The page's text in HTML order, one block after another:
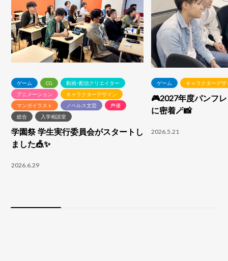
ゲーム CG
動画・配信クリエイター
アニメーション
キャラクターデザイン
マンガイラスト
ノベルス文芸
声優
総合
入学相談室
学園祭 学生実行委員会がスタートし
ました🎪✨
2026.6.29
ゲーム キャラクターデ
🎮2027年度パンフ
に密着🪄📸
2026.5.21